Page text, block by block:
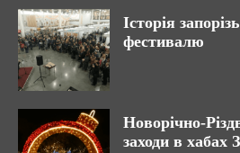
Історія
фестивалю
Новорічно-
заходи в хабах